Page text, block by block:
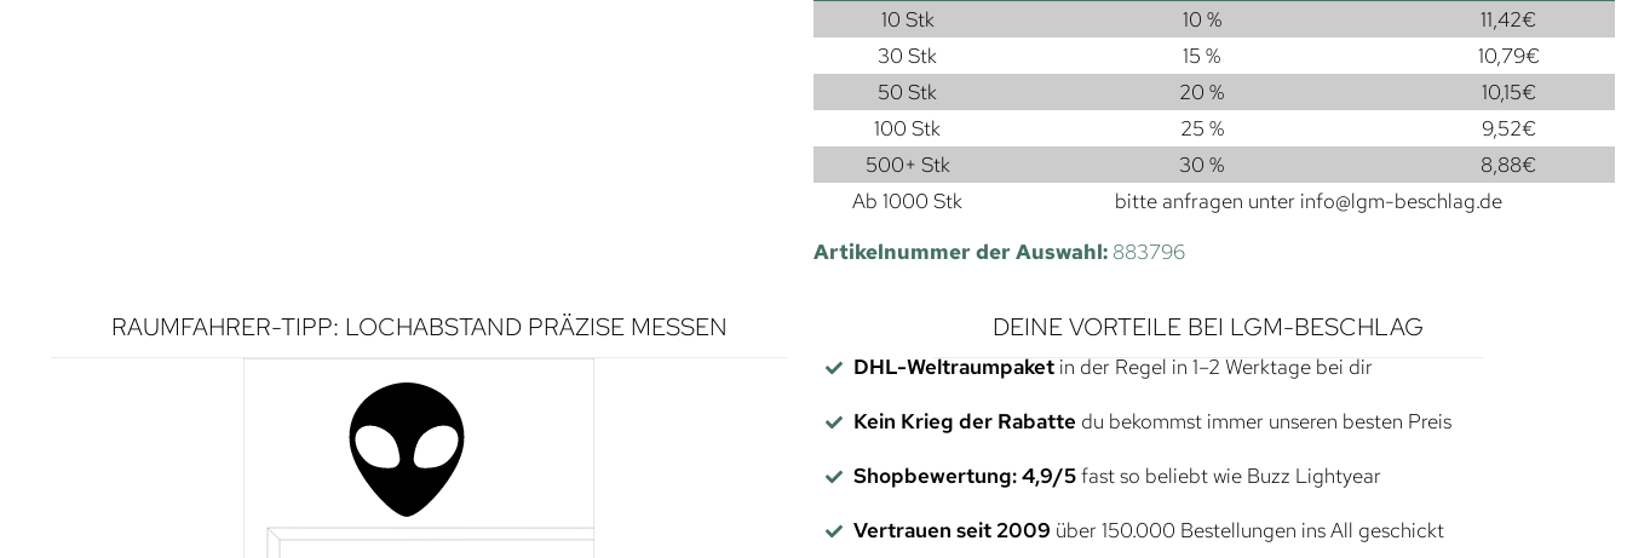
10 Stk
10 % 11,42€
30 Stk
15 % 10,79€
50 Stk
20 % 10,15€
100 Stk
25 % 9,52€
500+ Stk
30 % 8,88€
Ab 1000 Stk
bitte anfragen unter info@lgm-beschlag.de
Artikelnummer der Auswahl: 883796
RAUMFAHRER-TIPP: LOCHABSTAND PRÄZISE MESSEN DEINE VORTEILE BEI LGM-BESCHLAG
DHL-Weltraumpaketin der Regel in 1–2 Werktage bei dir
Kein Krieg der Rabatte du bekommst immer unseren besten Preis
Shopbewertung: 4,9/5fast so beliebt wie Buzz Lightyear
Vertrauen seit 2009 über 150.000 Bestellungen ins All geschickt